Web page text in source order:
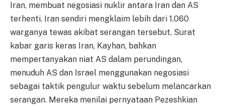
Iran, membuat negosiasi nuklir antara Iran dan AS
terhenti. Iran sendiri mengklaim lebih dari 1.060
warganya tewas akibat serangan tersebut. Surat
kabar garis keras Iran, Kayhan, bahkan
mempertanyakan niat AS dalam perundingan,
menuduh AS dan Israel menggunakan negosiasi
sebagai taktik pengulur waktu sebelum melancarkan
serangan. Mereka menilai pernyataan Pezeshkian